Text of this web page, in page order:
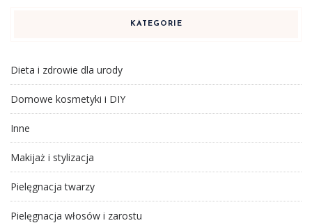
KATEGORIE
Dieta i zdrowie dla urody
Domowe kosmetyki i DIY
Inne
Makijaż i stylizacja
Pielęgnacja twarzy
Pielęgnacja włosów i zarostu